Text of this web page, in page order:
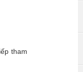
tham